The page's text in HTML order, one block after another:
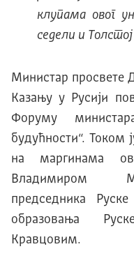
клупама овог
седели и
Министар просвете
Казању у Русији
Форуму
будућности“. Током
на маргинама
Владимиром
председника
образовања
Кравцовим.